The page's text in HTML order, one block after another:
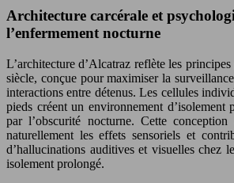
Architecture carcérale et
l’enfermement nocturne
L’architecture d’Alcatraz reflète les
siècle, conçue pour maximiser la
interactions entre détenus. Les cellules
pieds créent un environnement d’isolement
par l’obscurité nocturne. Cette
naturellement les effets sensoriels et
d’hallucinations auditives et visuelles chez
isolement prolongé.